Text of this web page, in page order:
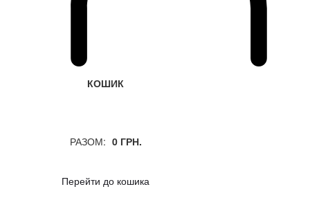
КОШИК
РАЗОМ: 0 ГРН.
Перейти до кошика